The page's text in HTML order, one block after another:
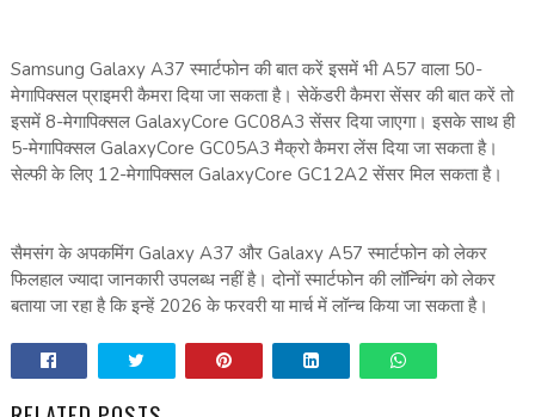
Samsung Galaxy A37 स्मार्टफोन की बात करें इसमें भी A57 वाला 50-
मेगापिक्सल प्राइमरी कैमरा दिया जा सकता है। सेकेंडरी कैमरा सेंसर की बात करें तो
इसमें 8-मेगापिक्सल GalaxyCore GC08A3 सेंसर दिया जाएगा। इसके साथ ही
5-मेगापिक्सल GalaxyCore GC05A3 मैक्रो कैमरा लेंस दिया जा सकता है।
सेल्फी के लिए 12-मेगापिक्सल GalaxyCore GC12A2 सेंसर मिल सकता है।
सैमसंग के अपकमिंग Galaxy A37 और Galaxy A57 स्मार्टफोन को लेकर
फिलहाल ज्यादा जानकारी उपलब्ध नहीं है। दोनों स्मार्टफोन की लॉन्चिंग को लेकर
बताया जा रहा है कि इन्हें 2026 के फरवरी या मार्च में लॉन्च किया जा सकता है।